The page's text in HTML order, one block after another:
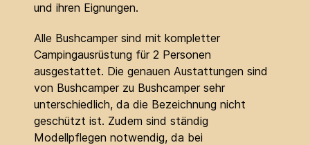
und ihren Eignungen.
Alle Bushcamper sind mit kompletter
Campingausrüstung für 2 Personen
ausgestattet. Die genauen Austattungen sind
von Bushcamper zu Bushcamper sehr
unterschiedlich, da die Bezeichnung nicht
geschützt ist. Zudem sind ständig
Modellpflegen notwendig, da bei